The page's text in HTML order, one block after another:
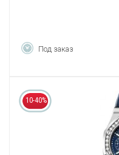
Под заказ
10-40%